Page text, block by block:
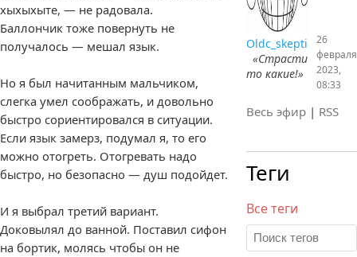
хыхыхыте, — не радовала.
Баллончик тоже повернуть не
получалось — мешал язык.
Но я был начитанным мальчиком,
слегка умел соображать, и довольно
быстро сориентировался в ситуации.
Если язык замерз, подумал я, то его
можно отогреть. Отогревать надо
быстро, но безопасно — душ подойдет.
И я выбрал третий вариант.
Доковылял до ванной. Поставил сифон
на бортик, молясь чтобы он не
Oldc_skepti
«Страсти
то какие!»
26
февраля
2023,
08:33
Весь эфир | RSS
Теги
Все теги